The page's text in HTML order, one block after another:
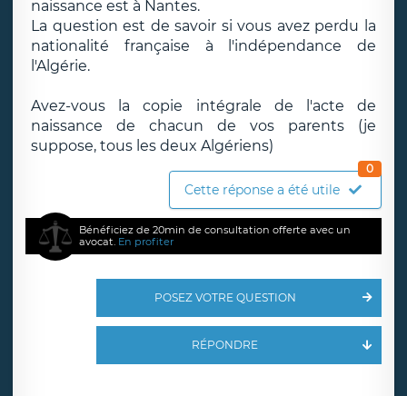
naissance est à Nantes.
La question est de savoir si vous avez perdu la
nationalité française à l'indépendance de
l'Algérie.
Avez-vous la copie intégrale de l'acte de
naissance de chacun de vos parents (je
suppose, tous les deux Algériens)
Cette réponse a été utile
0
Bénéficiez de 20min de consultation offerte avec un
avocat. En profiter
POSEZ VOTRE QUESTION
RÉPONDRE